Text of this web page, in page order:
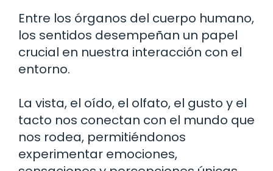
Entre los órganos del cuerpo humano,
los sentidos desempeñan un papel
crucial en nuestra interacción con el
entorno.
La vista, el oído, el olfato, el gusto y el
tacto nos conectan con el mundo que
nos rodea, permitiéndonos
experimentar emociones,